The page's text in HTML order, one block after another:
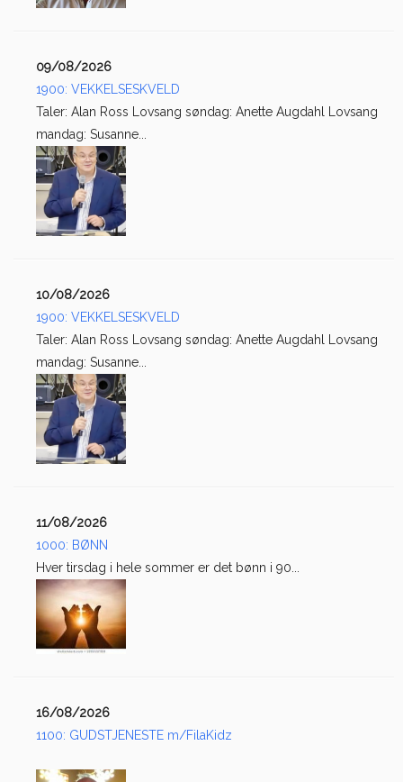
09/08/2026
1900: VEKKELSESKVELD
Taler: Alan Ross Lovsang søndag: Anette Augdahl Lovsang
mandag: Susanne...
10/08/2026
1900: VEKKELSESKVELD
Taler: Alan Ross Lovsang søndag: Anette Augdahl Lovsang
mandag: Susanne...
11/08/2026
1000: BØNN
Hver tirsdag i hele sommer er det bønn i 90...
16/08/2026
1100: GUDSTJENESTE m/FilaKidz